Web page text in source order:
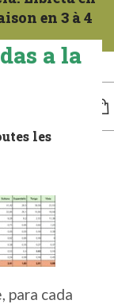
a la
les
para cada
en 3 à 4
días. Para Europa, de 3